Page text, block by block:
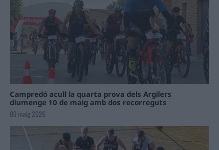
Campredó acull la quarta prova dels Argilers
diumenge 10 de maig amb dos recorreguts
09 maig 2026